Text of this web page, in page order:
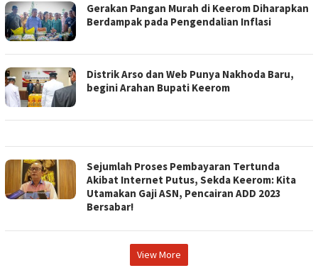
Gerakan Pangan Murah di Keerom Diharapkan
Berdampak pada Pengendalian Inflasi
Distrik Arso dan Web Punya Nakhoda Baru,
begini Arahan Bupati Keerom
Sejumlah Proses Pembayaran Tertunda
Akibat Internet Putus, Sekda Keerom: Kita
Utamakan Gaji ASN, Pencairan ADD 2023
Bersabar!
View More